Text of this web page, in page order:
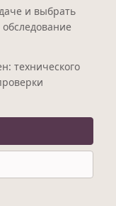
и выбрать
технического